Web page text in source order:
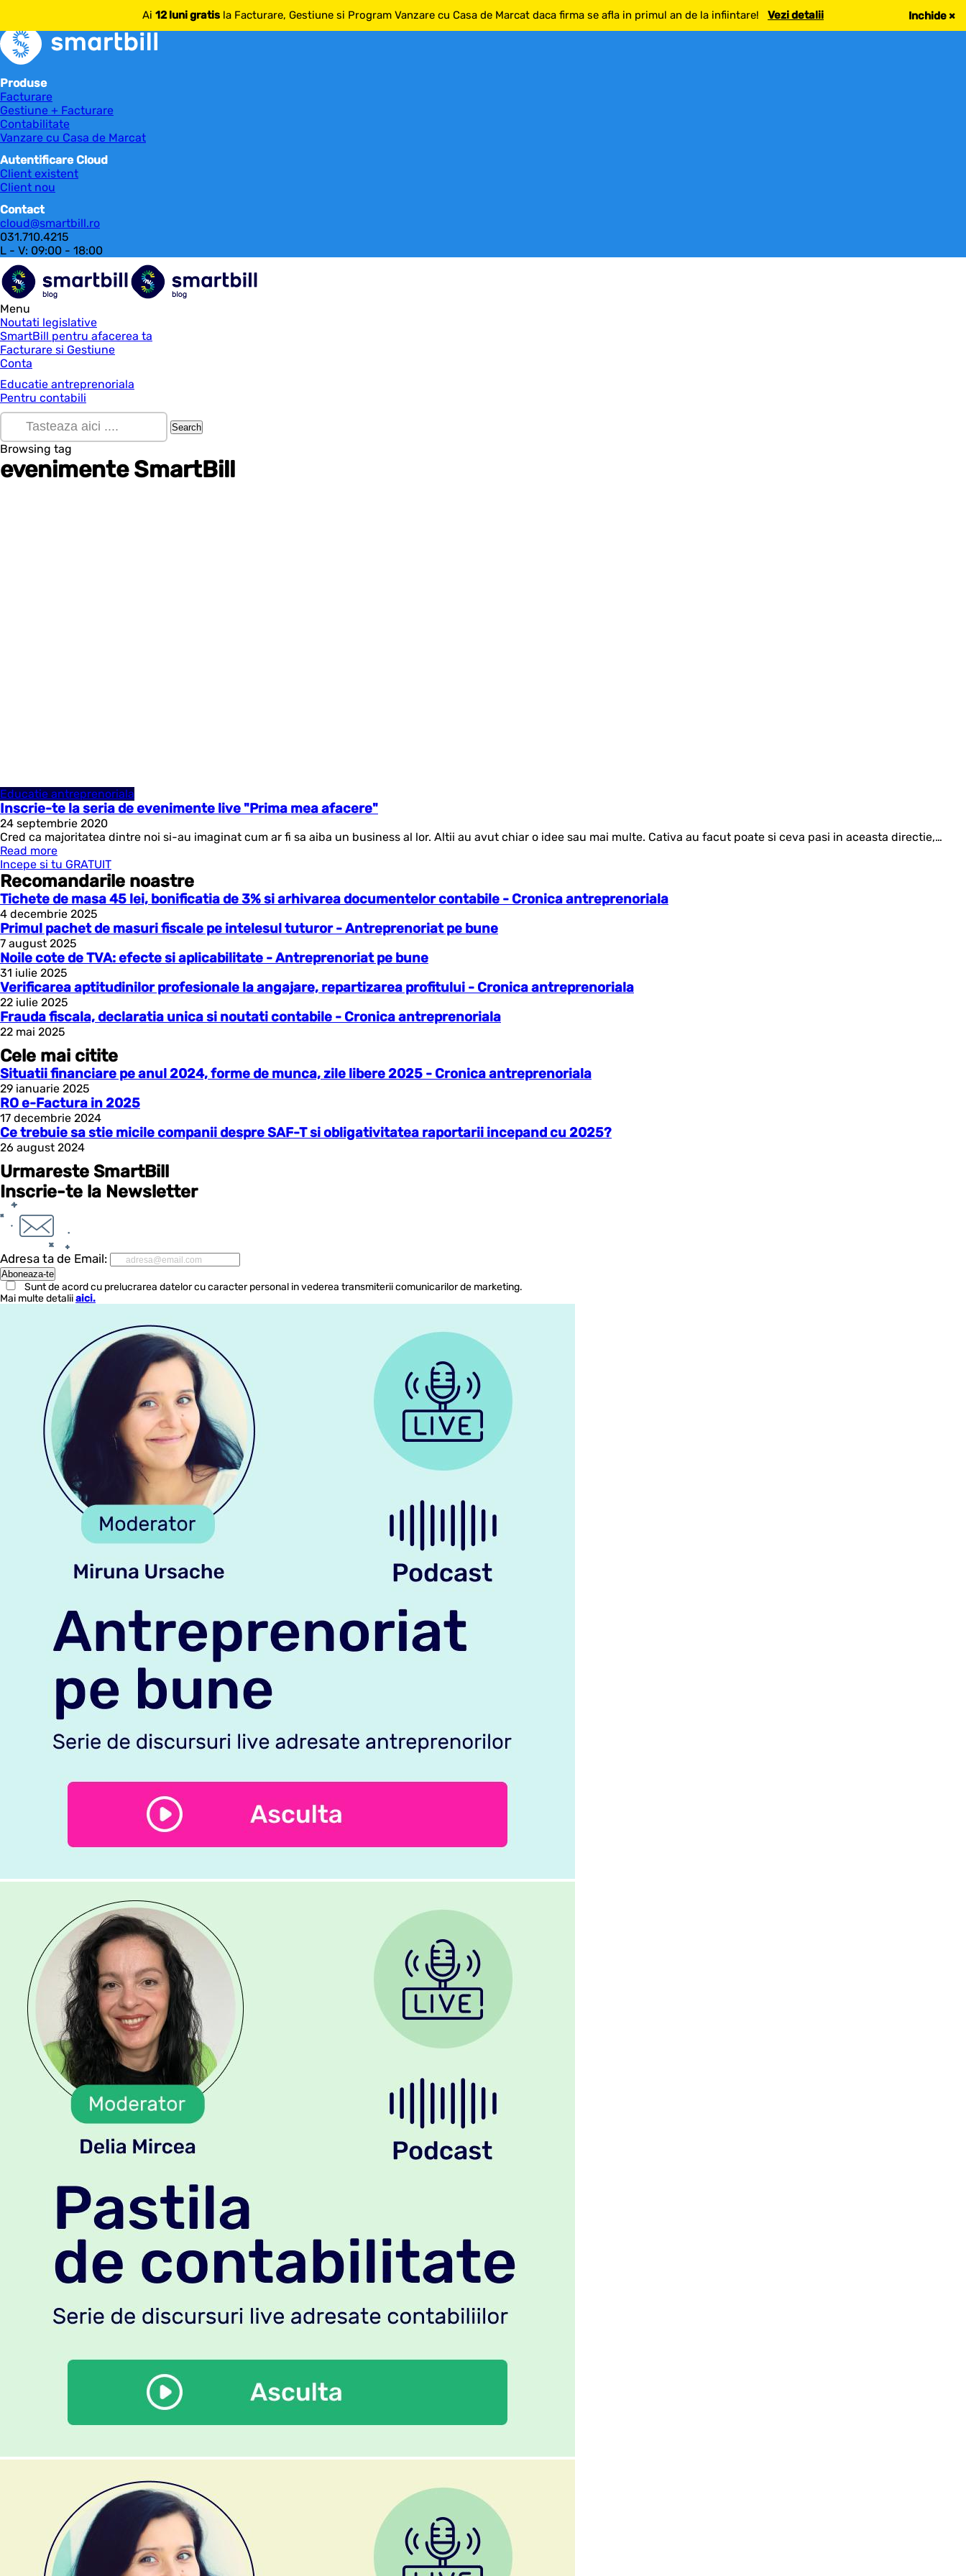
Ai 12 luni gratis la Facturare, Gestiune si Program Vanzare cu Casa de Marcat daca firma se afla in primul an de la infiintare! Vezi detalii Inchide ×
mai multe despre SmartBill
Produse
Facturare
Gestiune + Facturare
Contabilitate
Vanzare cu Casa de Marcat
Autentificare Cloud
Client existent
Client nou
Contact
cloud@smartbill.ro
031.710.4215
L - V: 09:00 - 18:00
Menu
Noutati legislative
SmartBill pentru afacerea ta
Facturare si Gestiune
Conta
Educatie antreprenoriala
Pentru contabili
Browsing tag
evenimente SmartBill
Educatie antreprenoriala
Inscrie-te la seria de evenimente live "Prima mea afacere"
24 septembrie 2020
Cred ca majoritatea dintre noi si-au imaginat cum ar fi sa aiba un business al lor. Altii au avut chiar o idee sau mai multe. Cativa au facut poate si ceva pasi in aceasta directie,…
Read more
Incepe si tu GRATUIT
Recomandarile noastre
Tichete de masa 45 lei, bonificatia de 3% si arhivarea documentelor contabile - Cronica antreprenoriala
4 decembrie 2025
Primul pachet de masuri fiscale pe intelesul tuturor - Antreprenoriat pe bune
7 august 2025
Noile cote de TVA: efecte si aplicabilitate - Antreprenoriat pe bune
31 iulie 2025
Verificarea aptitudinilor profesionale la angajare, repartizarea profitului - Cronica antreprenoriala
22 iulie 2025
Frauda fiscala, declaratia unica si noutati contabile - Cronica antreprenoriala
22 mai 2025
Cele mai citite
Situatii financiare pe anul 2024, forme de munca, zile libere 2025 - Cronica antreprenoriala
29 ianuarie 2025
RO e-Factura in 2025
17 decembrie 2024
Ce trebuie sa stie micile companii despre SAF-T si obligativitatea raportarii incepand cu 2025?
26 august 2024
Urmareste SmartBill
Inscrie-te la Newsletter
Adresa ta de Email:
Sunt de acord cu prelucrarea datelor cu caracter personal in vederea transmiterii comunicarilor de marketing.
Mai multe detaliiaici.